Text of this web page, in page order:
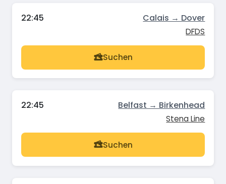
22:45 Calais → Dover
DFDS
Suchen
22:45 Belfast → Birkenhead
Stena Line
Suchen